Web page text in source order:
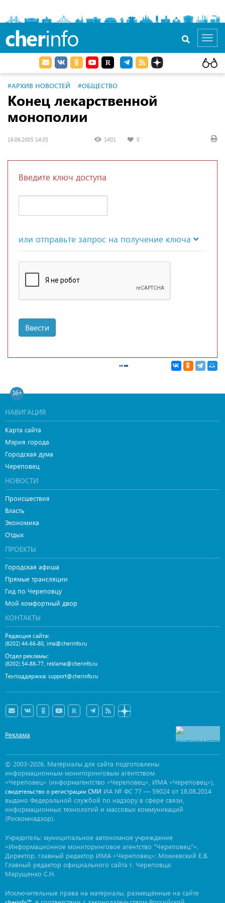
cherinfo
#АРХИВ НОВОСТЕЙ #ОБЩЕСТВО
Конец лекарственной
монополии
16.06.2005 14:35 1401 0
Введите ключ доступа
или отправьте запрос на получение ключа
Ввести
16+
НАВИГАЦИЯ
Карта сайта
Мэрия города
Городская дума
Череповец
НОВОСТИ
Происшествия
Власть
Экономика
Отдых
ПРОЕКТЫ
Городская афиша
Прямые трансляции
Гид по Череповцу
Мой комфортный двор
КОНТАКТЫ
Редакция сайта:
(8202) 44-66-80 ima@cherinfo.ru
Отдел рекламы:
(8202) 54-88-77 reklama@cherinfo.ru
Техподдержка: support@cherinfo.ru
Реклама
© 2003-2026. Материалы для сайта подготовлены
информационным мониторинговым агентством
«Череповец» (информагентство «Череповец», ИМА «Череповец»),
свидетельство о регистрации СМИ ИА № ФС 77 — 59024 от 18.08.2014
выдано Федеральной службой по надзору в сфере связи,
информационных технологий и массовых коммуникаций
(Роскомнадзор).
Учредитель: муниципальное автономное учреждение
«Информационное мониторинговое агентство "Череповец"».
Директор, главный редактор ИМА «Череповец»: Мокиевский Е.В.
Главный редактор официального сайта г. Череповца:
Марущенко С.Н.
Исключительные права на материалы, размещённые на сайте